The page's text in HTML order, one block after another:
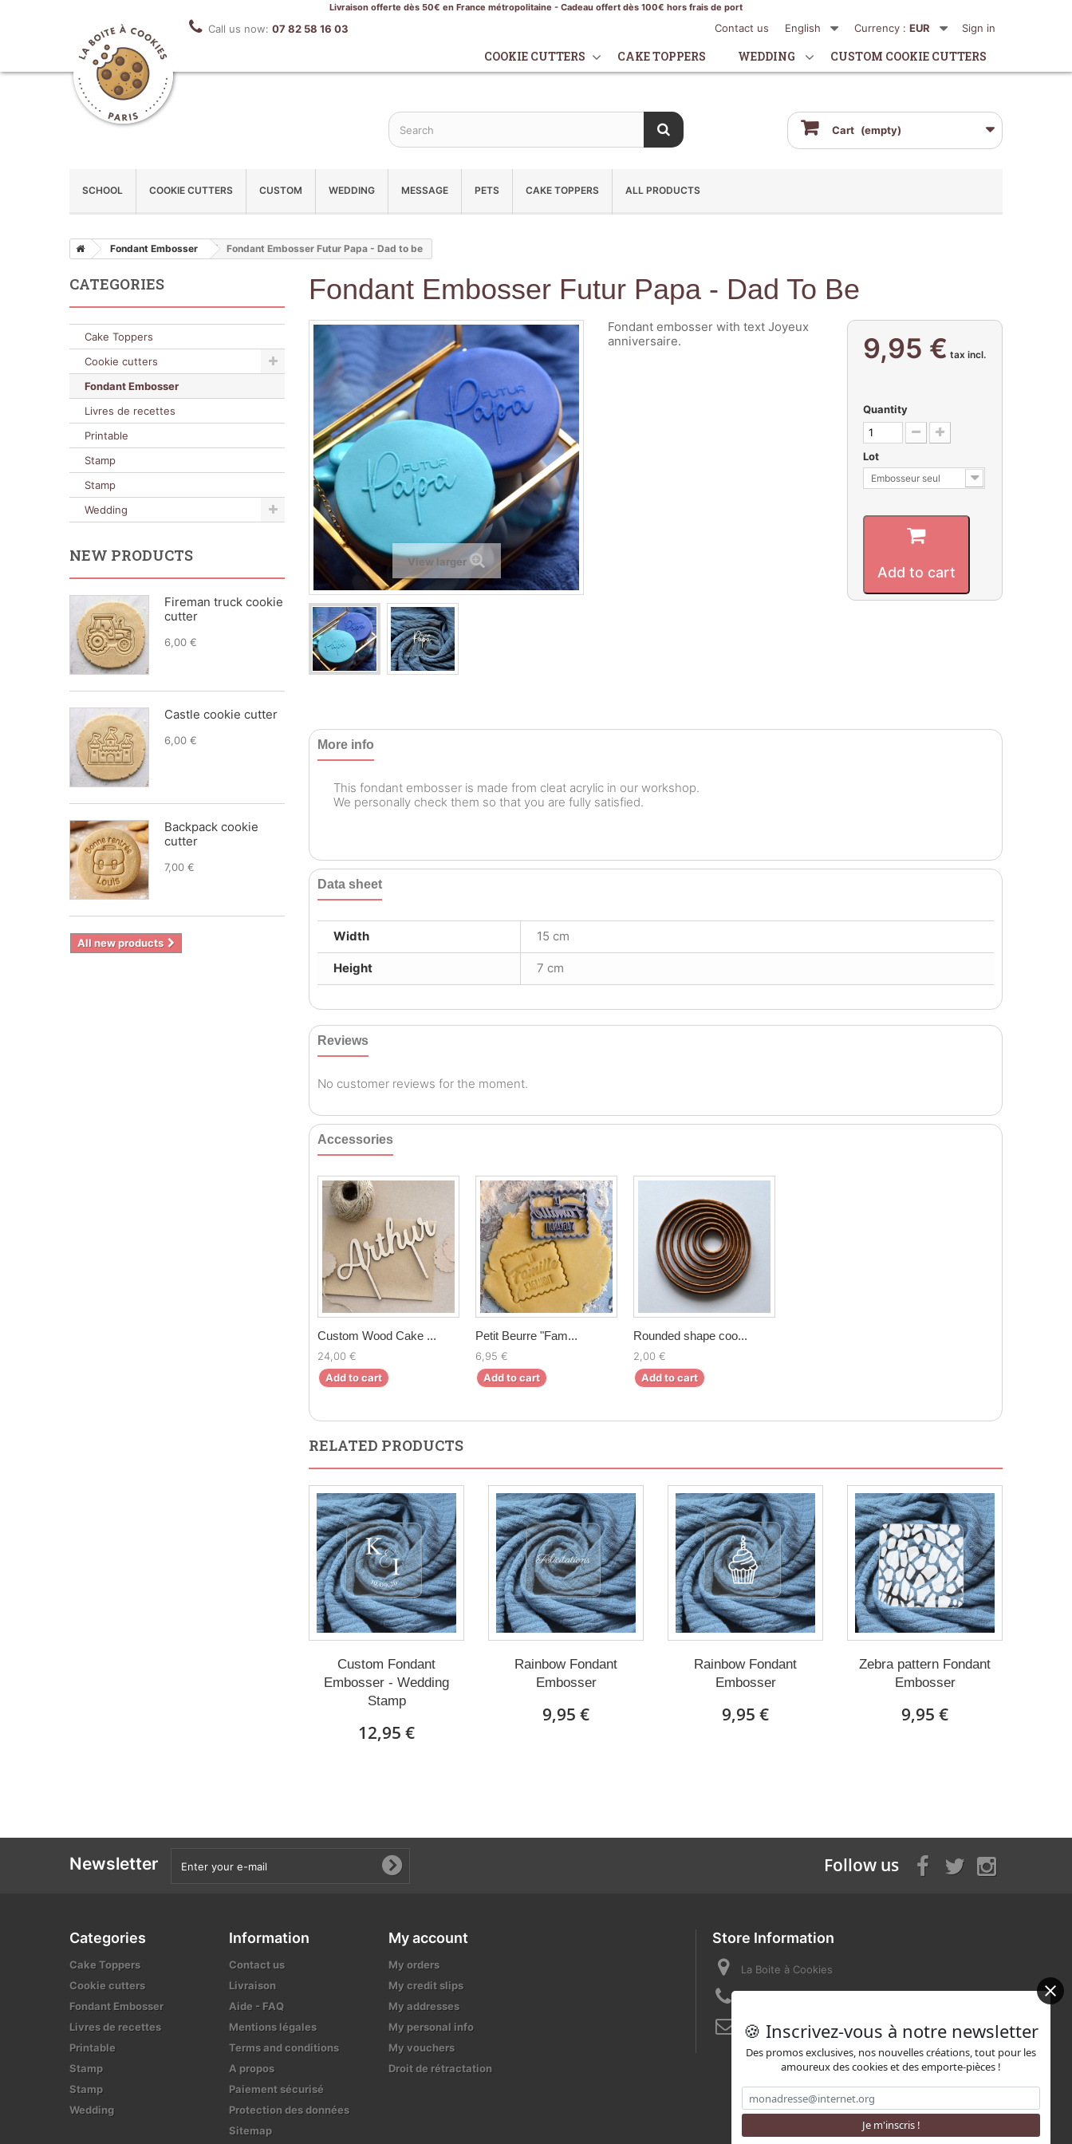
Livraison offerte dès 50€ en France métropolitaine - Cadeau offert dès 100€ hors frais de port
Sign in
Currency : EUR
English
Contact us
Call us now: 07 82 58 16 03
COOKIE CUTTERS CAKE TOPPERS WEDDING CUSTOM COOKIE CUTTERS
Cart (empty)
SCHOOL COOKIE CUTTERS CUSTOM WEDDING MESSAGE PETS CAKE TOPPERS ALL PRODUCTS
Fondant Embosser Fondant Embosser Futur Papa - Dad to be
Fondant Embosser Futur Papa - Dad To Be
View larger
Fondant embosser with text Joyeux
anniversaire.
9,95 € tax incl.
Quantity
Lot
Embosseur seul
Add to cart
More info
This fondant embosser is made from cleat acrylic in our workshop.
We personally check them so that you are fully satisfied.
Data sheet
Width 15 cm
Height 7 cm
Reviews
No customer reviews for the moment.
Accessories
Custom Wood Cake ...
24,00 €
Add to cart
Petit Beurre "Fam...
6,95 €
Add to cart
Rounded shape coo...
2,00 €
Add to cart
RELATED PRODUCTS
Custom Fondant
Embosser - Wedding
Stamp
12,95 €
Rainbow Fondant
Embosser
9,95 €
Rainbow Fondant
Embosser
9,95 €
Zebra pattern Fondant
Embosser
9,95 €
CATEGORIES
Cake Toppers
Cookie cutters
Fondant Embosser
Livres de recettes
Printable
Stamp
Stamp
Wedding
NEW PRODUCTS
Fireman truck cookie
cutter
6,00 €
Castle cookie cutter
6,00 €
Backpack cookie
cutter
7,00 €
All new products
Newsletter Follow us
Categories
Cake Toppers
Cookie cutters
Fondant Embosser
Livres de recettes
Printable
Stamp
Stamp
Wedding
Information
Contact us
Livraison
Aide - FAQ
Mentions légales
Terms and conditions
A propos
Paiement sécurisé
Protection des données
Sitemap
My account
My orders
My credit slips
My addresses
My personal info
My vouchers
Droit de rétractation
Store Information
La Boite à Cookies
Email:contact@laboiteacookies.com
🍪 Inscrivez-vous à notre newsletter
Des promos exclusives, nos nouvelles créations, tout pour les
amoureux des cookies et des emporte-pièces !